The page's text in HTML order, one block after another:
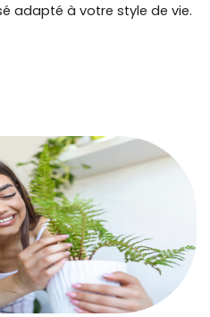
adapté à votre style de vie.